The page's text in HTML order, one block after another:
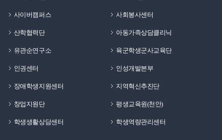
사이버캠퍼스 사회봉사센터
산학협력단 아동가족상담클리닉
유관순연구소 육군학생군사교육단
인권센터 인성개발본부
장애학생지원센터 지역혁신추진단
창업지원단 평생교육원(천안)
학생생활상담센터 학생역량관리센터